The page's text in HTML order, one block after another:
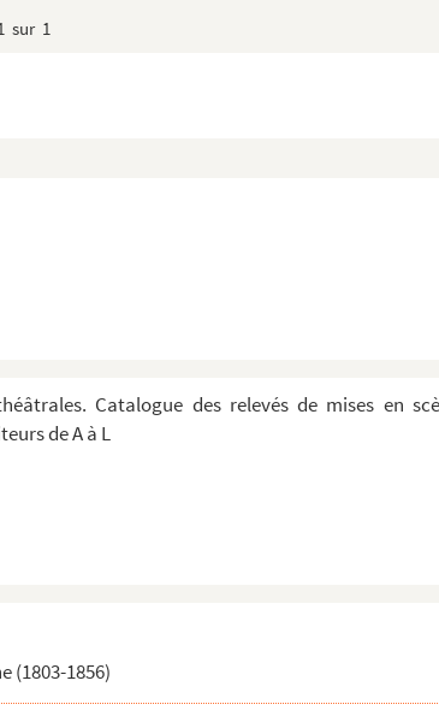
sur 1
Catalogue des relevés de mises en
de A à L
et L...
et Léon ...
Henri V...
(1803-1856)